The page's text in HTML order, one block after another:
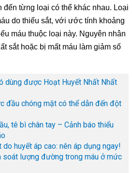
đến từng loại có thể khác nhau. Loại
do thiếu sắt, với ước tính khoảng
máu thuộc loại này. Nguyên nhân
sắt hoặc bị mất máu làm giảm số
dùng được Hoạt Huyết Nhất Nhất
đầu chóng mặt có thể dẫn đến đột
tê bì chân tay – Cảnh báo thiểu
huyết áp cao: nên áp dụng ngay!
soát lượng đường trong máu ở mức